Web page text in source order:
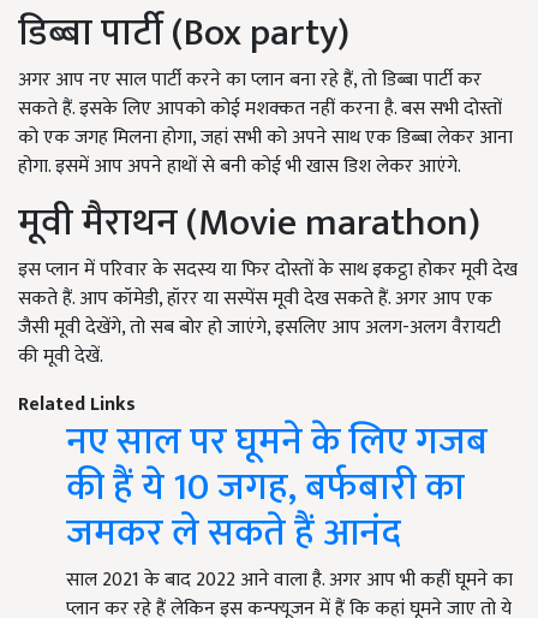
डिब्बा पार्टी (Box party)
अगर आप नए साल पार्टी करने का प्लान बना रहे हैं, तो डिब्बा पार्टी कर
सकते हैं. इसके लिए आपको कोई मशक्कत नहीं करना है. बस सभी दोस्तों
को एक जगह मिलना होगा, जहां सभी को अपने साथ एक डिब्बा लेकर आना
होगा. इसमें आप अपने हाथों से बनी कोई भी खास डिश लेकर आएंगे.
मूवी मैराथन (Movie marathon)
इस प्लान में परिवार के सदस्य या फिर दोस्तों के साथ इकट्ठा होकर मूवी देख
सकते हैं. आप कॉमेडी, हॉरर या सस्पेंस मूवी देख सकते हैं. अगर आप एक
जैसी मूवी देखेंगे, तो सब बोर हो जाएंगे, इसलिए आप अलग-अलग वैरायटी
की मूवी देखें.
Related Links
नए साल पर घूमने के लिए गजब
की हैं ये 10 जगह, बर्फबारी का
जमकर ले सकते हैं आनंद
साल 2021 के बाद 2022 आने वाला है. अगर आप भी कहीं घूमने का
प्लान कर रहे हैं लेकिन इस कन्फ्यूजन में हैं कि कहां घूमने जाए तो ये